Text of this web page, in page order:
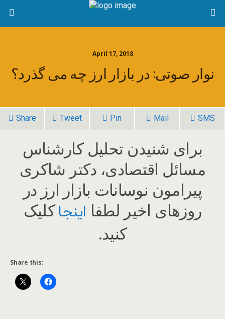
April 17, 2018
نوار صوتی: در بازار ارز چه می گذرد؟
Share Tweet Pin Mail SMS
برای شنیدن تحلیل کارشناس
مسائل اقتصادی، دکتر شاکری
پیرامون نوسانات بازار ارز در
روزهای اخیر لطفا اینجاکلیک
کنید.
Share this: